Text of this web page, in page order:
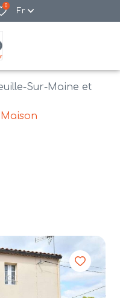
0
Fr
Maison